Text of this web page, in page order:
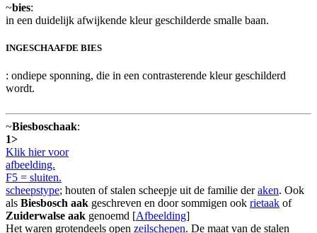
~bies:
in een duidelijk afwijkende kleur geschilderde smalle baan.
INGESCHAAFDE BIES
: ondiepe sponning, die in een contrasterende kleur geschilderd
wordt.
~Biesboschaak:
1>
Klik hier voor
afbeelding.
F5 = sluiten.
scheepstype; houten of stalen scheepje uit de familie deraken. Ook
als Biesbosch aak geschreven en door sommigen ook rietaak of
Zuiderwalse aak genoemd [Afbeelding]
Het waren grotendeels open zeilschepen. De maat van de stalen